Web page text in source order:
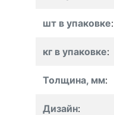
шт в упаковке:
кг в упаковке:
Толщина, мм:
Дизайн: